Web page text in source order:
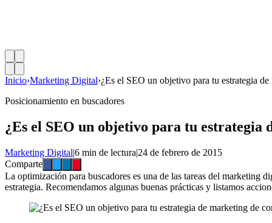
Inicio›Marketing Digital›¿Es el SEO un objetivo para tu estrategia
Posicionamiento en buscadores
¿Es el SEO un objetivo para tu estrategia
Marketing Digital|6 min de lectura|24 de febrero de 2015
Comparte
La optimización para buscadores es una de las tareas del marketing
estrategia. Recomendamos algunas buenas prácticas y listamos